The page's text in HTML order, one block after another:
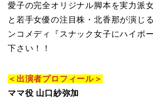
愛子の完全オリジナル脚本を実力派
と若手女優の注目株・北香那が演じ
ンコメディ『スナック女子にハイボ
下さい！！
＜出演者プロフィール＞
ママ役 山口紗弥加